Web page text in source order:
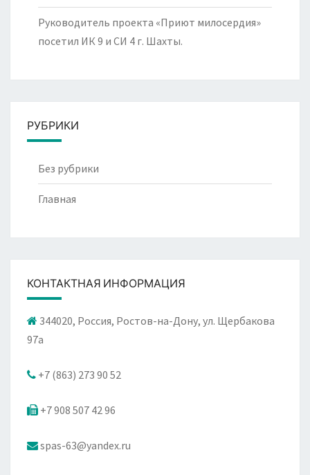
Руководитель проекта «Приют милосердия»
посетил ИК 9 и СИ 4 г. Шахты.
РУБРИКИ
Без рубрики
Главная
КОНТАКТНАЯ ИНФОРМАЦИЯ
344020, Россия, Ростов-на-Дону, ул. Щербакова
97а
+7 (863) 273 90 52
+7 908 507 42 96
spas-63@yandex.ru